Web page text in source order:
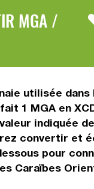
MGA /
utilisée dans
1 MGA en
indiquée
convertir et
pour
Caraïbes